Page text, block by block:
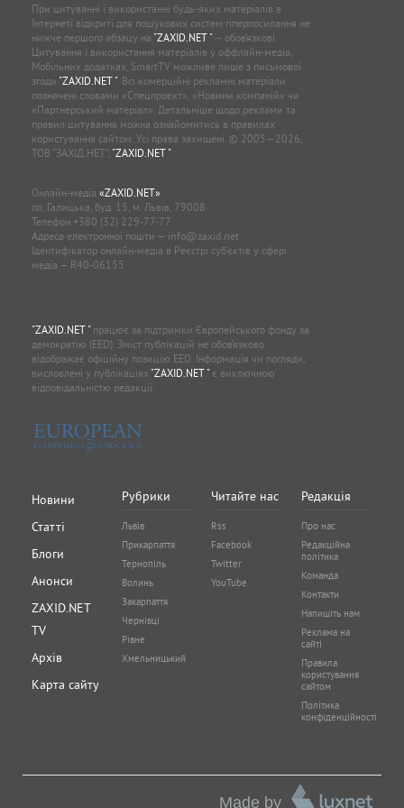
При цитуванні і використанні будь-яких матеріалів в
Інтернеті відкриті для пошукових систем гіперпосилання не
нижче першого абзацу на "ZAXID.NET "— обов’язкові.
Цитування і використання матеріалів у оффлайн-медіа,
Мобільних додатках, SmartTV можливе лише з письмової
згоди "ZAXID.NET ". Всі комерційні рекламні матеріали
позначені словами «Спецпроєкт», «Новини компаній» чи
«Партнерський матеріал». Детальніше щодо реклами та
правил цитування можна ознайомитись в правилах
користування сайтом. Усі права захищені. © 2005—2026,
ТОВ “ЗАХІД.НЕТ”, "ZAXID.NET ".
Онлайн-медіа «ZAXID.NET»
пл. Галицька, буд. 15, м. Львів, 79008
Телефон +380 (32) 229-77-77
Адреса електронної пошти — info@zaxid.net
Ідентифікатор онлайн-медіа в Реєстрі суб'єктів у сфері
медіа — R40-06155
"ZAXID.NET "працює за підтримки Європейського фонду за
демократію (EED). Зміст публікацій не обов’язково
відображає офіційну позицію EED. Інформація чи погляди,
висловлені у публікаціях "ZAXID.NET "є виключною
відповідальністю редакції.
Новини
Статті
Блоги
Анонси
ZAXID.NET
TV
Архів
Карта сайту
Рубрики
Львів
Прикарпаття
Тернопіль
Волинь
Закарпаття
Чернівці
Рівне
Хмельницький
Читайте нас
Rss
Facebook
Twitter
YouTube
Редакція
Про нас
Редакційна
політика
Команда
Контакти
Напишіть нам
Реклама на
сайті
Правила
користування
сайтом
Політика
конфіденційності
Made by